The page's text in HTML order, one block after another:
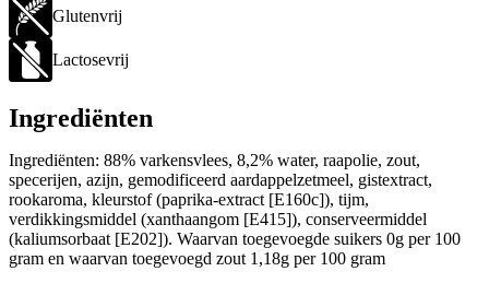
Glutenvrij
Lactosevrij
Ingrediënten
Ingrediënten: 88% varkensvlees, 8,2% water, raapolie, zout,
specerijen, azijn, gemodificeerd aardappelzetmeel, gistextract,
rookaroma, kleurstof (paprika-extract [E160c]), tijm,
verdikkingsmiddel (xanthaangom [E415]), conserveermiddel
(kaliumsorbaat [E202]). Waarvan toegevoegde suikers 0g per 100
gram en waarvan toegevoegd zout 1,18g per 100 gram